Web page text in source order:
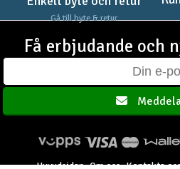
Smarthem, lek och
Solenergi
Verktyg, utrustning
Gå till byte & retur
Få erbjudande och
Huvudsidan Om oss Kontakta